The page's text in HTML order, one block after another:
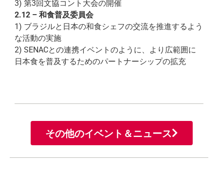
3) 第3回文協コント大会の開催
2.12 – 和食普及委員会
1) ブラジルと日本の和食シェフの交流を推進するよう
な活動の実施
2) SENACとの連携イベントのように、より広範囲に
日本食を普及するためのパートナーシップの拡充
その他のイベント＆ニュース